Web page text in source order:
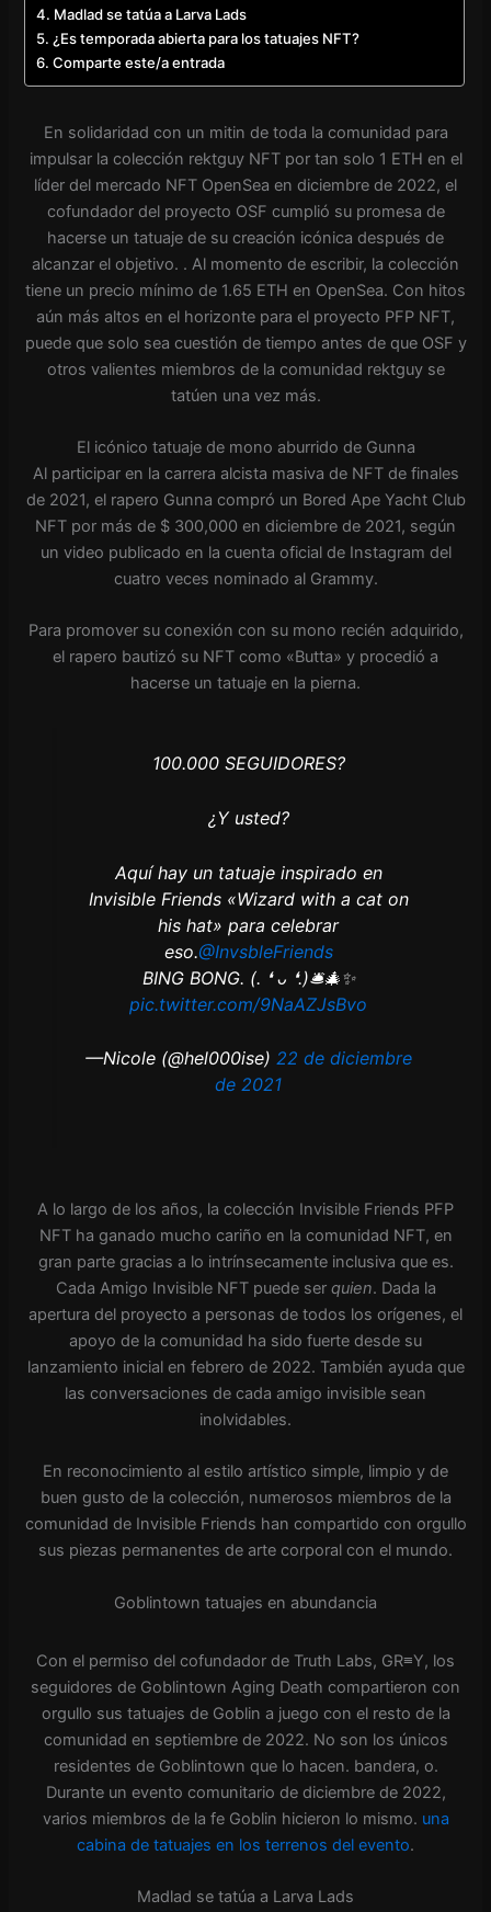
Madlad se tatúa a Larva Lads
¿Es temporada abierta para los tatuajes NFT?
Comparte este/a entrada
En solidaridad con un mitin de toda la comunidad para
impulsar la colección rektguy NFT por tan solo 1 ETH en el
líder del mercado NFT OpenSea en diciembre de 2022, el
cofundador del proyecto OSF cumplió su promesa de
hacerse un tatuaje de su creación icónica después de
alcanzar el objetivo. . Al momento de escribir, la colección
tiene un precio mínimo de 1.65 ETH en OpenSea. Con hitos
aún más altos en el horizonte para el proyecto PFP NFT,
puede que solo sea cuestión de tiempo antes de que OSF y
otros valientes miembros de la comunidad rektguy se
tatúen una vez más.
El icónico tatuaje de mono aburrido de Gunna
Al participar en la carrera alcista masiva de NFT de finales
de 2021, el rapero Gunna compró un Bored Ape Yacht Club
NFT por más de $ 300,000 en diciembre de 2021, según
un video publicado en la cuenta oficial de Instagram del
cuatro veces nominado al Grammy.
Para promover su conexión con su mono recién adquirido,
el rapero bautizó su NFT como «Butta» y procedió a
hacerse un tatuaje en la pierna.
100.000 SEGUIDORES?
¿Y usted?
Aquí hay un tatuaje inspirado en
Invisible Friends «Wizard with a cat on
his hat» para celebrar
eso.@InvsbleFriends
BING BONG. (. ❛ ᴗ ❛.)🛎️🎄✨
pic.twitter.com/9NaAZJsBvo
—Nicole (@hel000ise) 22 de diciembre
de 2021
A lo largo de los años, la colección Invisible Friends PFP
NFT ha ganado mucho cariño en la comunidad NFT, en
gran parte gracias a lo intrínsecamente inclusiva que es.
Cada Amigo Invisible NFT puede ser quien. Dada la
apertura del proyecto a personas de todos los orígenes, el
apoyo de la comunidad ha sido fuerte desde su
lanzamiento inicial en febrero de 2022. También ayuda que
las conversaciones de cada amigo invisible sean
inolvidables.
En reconocimiento al estilo artístico simple, limpio y de
buen gusto de la colección, numerosos miembros de la
comunidad de Invisible Friends han compartido con orgullo
sus piezas permanentes de arte corporal con el mundo.
Goblintown tatuajes en abundancia
Con el permiso del cofundador de Truth Labs, GR≡Y, los
seguidores de Goblintown Aging Death compartieron con
orgullo sus tatuajes de Goblin a juego con el resto de la
comunidad en septiembre de 2022. No son los únicos
residentes de Goblintown que lo hacen. bandera, o.
Durante un evento comunitario de diciembre de 2022,
varios miembros de la fe Goblin hicieron lo mismo. una
cabina de tatuajes en los terrenos del evento.
Madlad se tatúa a Larva Lads